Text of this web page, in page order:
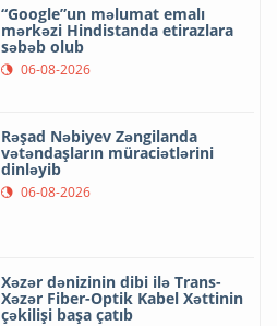
“Google”un məlumat emalı
mərkəzi Hindistanda etirazlara
səbəb olub
06-08-2026
Rəşad Nəbiyev Zəngilanda
vətəndaşların müraciətlərini
dinləyib
06-08-2026
Xəzər dənizinin dibi ilə Trans-
Xəzər Fiber-Optik Kabel Xəttinin
çəkilişi başa çatıb